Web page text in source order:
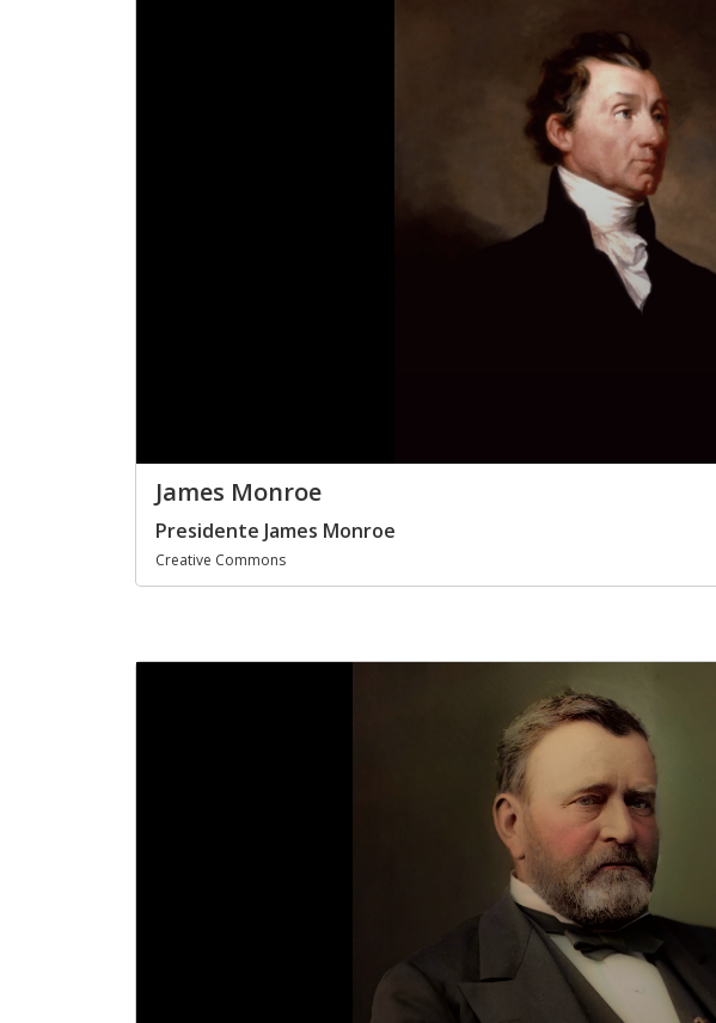
James Monroe
Presidente James Monroe
Creative Commons